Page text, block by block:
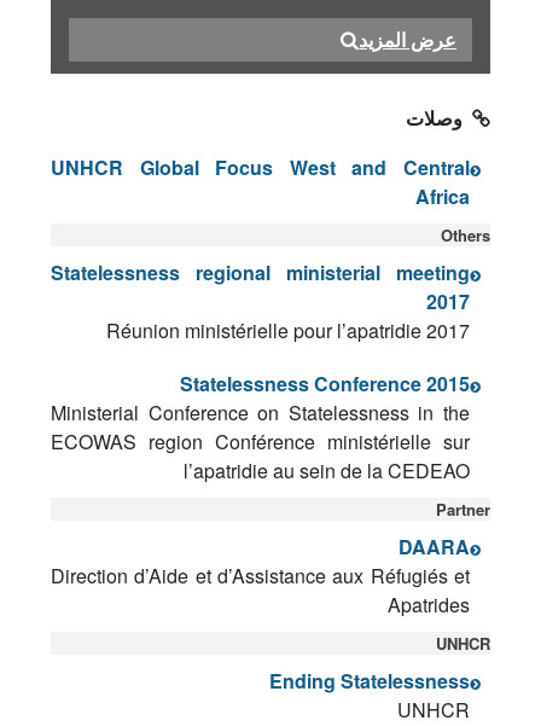
عرض المزيد
وصلات
UNHCR Global Focus West and Central
Africa
Others
Statelessness regional ministerial meeting
2017
Réunion ministérielle pour l’apatridie 2017
Statelessness Conference 2015
Ministerial Conference on Statelessness in the
ECOWAS region Conférence ministérielle sur
l’apatridie au sein de la CEDEAO
Partner
DAARA
Direction d’Aide et d’Assistance aux Réfugiés et
Apatrides
UNHCR
Ending Statelessness
UNHCR